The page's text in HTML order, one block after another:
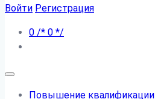
Войти Регистрация
0 /* 0 */
Повышение квалификации